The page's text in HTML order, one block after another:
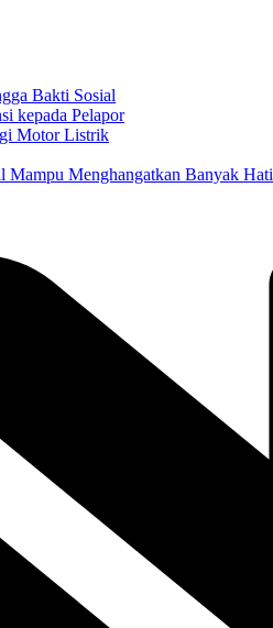
Bakti Sosial
kepada Pelapor
Motor Listrik
Menghangatkan Banyak Hati